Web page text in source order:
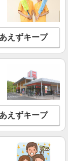
を見る
らココ！障がい
い有/週払い有/交
見る
えずキープ
太田市・館林市
えずキープ